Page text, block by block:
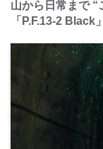
山から日常まで “
「P.F.13-2 Black